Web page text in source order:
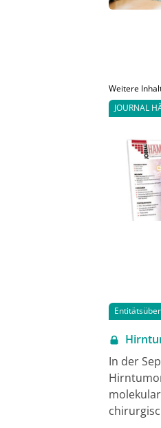
Weitere
JOURNAL
In der